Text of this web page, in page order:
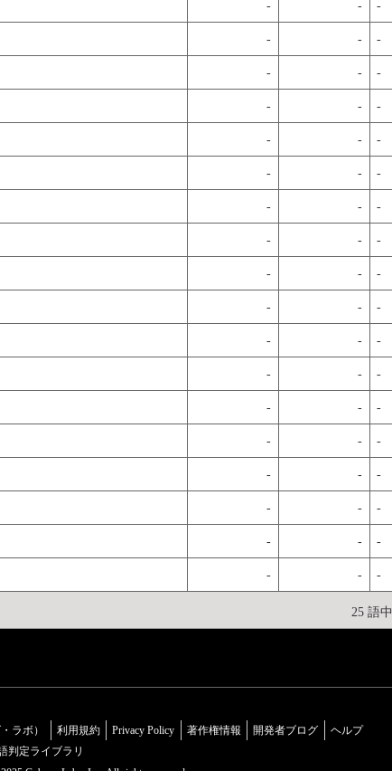
- - -
- - -
- - -
- - -
- - -
- - -
- - -
- - -
- - -
- - -
- - -
- - -
- - -
- - -
- - -
- - -
- - -
- - -
25 語
ラボ） 利用規約 Privacy Policy 著作権情報 開発者ブログ
ヘルプ
判定ライブラリ